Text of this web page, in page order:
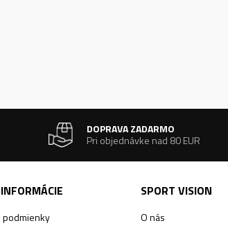
DOPRAVA ZADARMO
Pri objednávke nad 80 EUR
SPORT VISION
O nás